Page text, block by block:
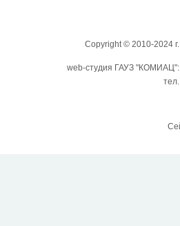
Copyright © 2010-2024
web-студия ГАУЗ "КОМИАЦ":